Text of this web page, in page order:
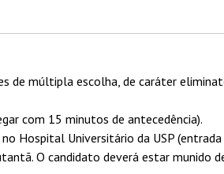
de múltipla escolha, de caráter
com 15 minutos de antecedência).
Hospital Universitário da USP
O candidato deverá estar munido